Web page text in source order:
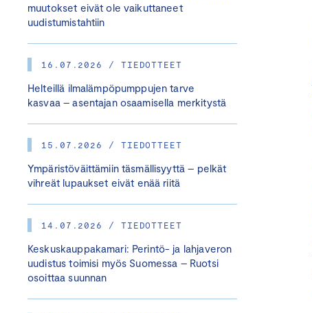
muutokset eivät ole vaikuttaneet
uudistumistahtiin
16.07.2026 / TIEDOTTEET
Helteillä ilmalämpöpumppujen tarve
kasvaa – asentajan osaamisella merkitystä
15.07.2026 / TIEDOTTEET
Ympäristöväittämiin täsmällisyyttä – pelkät
vihreät lupaukset eivät enää riitä
14.07.2026 / TIEDOTTEET
Keskuskauppakamari: Perintö- ja lahjaveron
uudistus toimisi myös Suomessa – Ruotsi
osoittaa suunnan